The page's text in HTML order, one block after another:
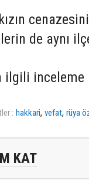
de aynı
ilgili inceleme
: hakkari,vefat,rüya
KAT